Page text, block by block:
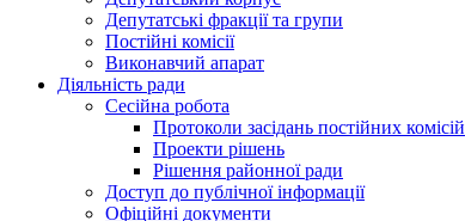
Депутатські фракції та групи
Постійні комісії
Виконавчий апарат
Діяльність ради
Сесійна робота
Протоколи засідань постійних комісій
Проекти рішень
Рішення районної ради
Доступ до публічної інформації
Офіційні документи